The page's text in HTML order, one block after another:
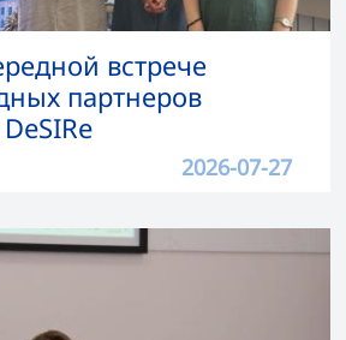
встрече
партнеров
2026-07-27